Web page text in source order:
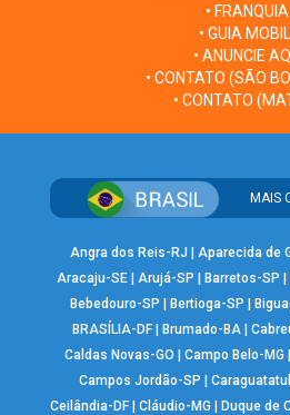
• FRANQUIA
• GUIA
• ANUNCIE
• CONTATO (SÃO
• CONTATO
MAIS
Angra dos Reis-RJ | Aparecida de
Aracaju-SE | Arujá-SP |Barretos-SP |
Bebedouro-SP |Bertioga-SP |
BRASÍLIA-DF| Brumado-BA|
Caldas Novas-GO |Campo Belo-MG
Campos Jordão-SP |
Ceilândia-DF| Cláudio-MG | Duque de